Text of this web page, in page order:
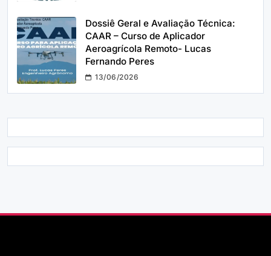
Dossiê Geral e Avaliação Técnica:
CAAR – Curso de Aplicador
Aeroagrícola Remoto- Lucas
Fernando Peres
13/06/2026